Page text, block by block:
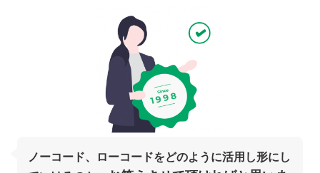
ノーコード、ローコードをどのように活用し形にし